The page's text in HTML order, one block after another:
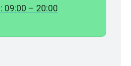
09:00 – 20:00